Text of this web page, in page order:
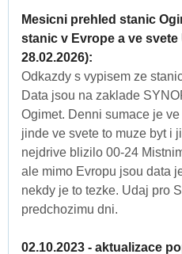
Mesicni prehled stanic
stanic v Evrope a ve svete
28.02.2026):
Odkazdy s vypisem ze
Data jsou na zaklade
Ogimet. Denni sumace je
jinde ve svete to muze byt i
nejdrive blizilo 00-24
ale mimo Evropu jsou data
nekdy je to tezke. Udaj pro
predchozimu dni.
02.10.2023 - aktualizace